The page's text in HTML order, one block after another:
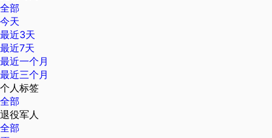
全部
今天
最近3天
最近7天
最近一个月
最近三个月
个人标签
全部
退役军人
全部